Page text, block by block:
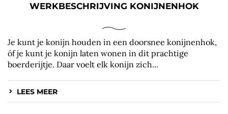
WERKBESCHRIJVING KONIJNENHOK
Je kunt je konijn houden in een doorsnee konijnenhok,
óf je kunt je konijn laten wonen in dit prachtige
boerderijtje. Daar voelt elk konijn zich...
LEES MEER